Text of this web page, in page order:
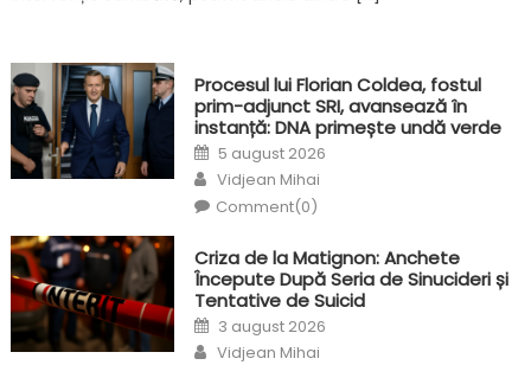
Procesul lui Florian Coldea, fostul
prim-adjunct SRI, avansează în
instanță: DNA primește undă verde
Posted
on
5 august 2026
Author
Vidjean Mihai
Comment(0)
Criza de la Matignon: Anchete
Începute După Seria de Sinucideri și
Tentative de Suicid
Posted
on
3 august 2026
Author
Vidjean Mihai